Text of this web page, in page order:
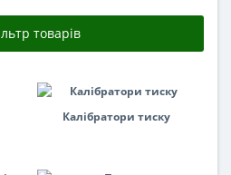
товарів
Калібратори тиску